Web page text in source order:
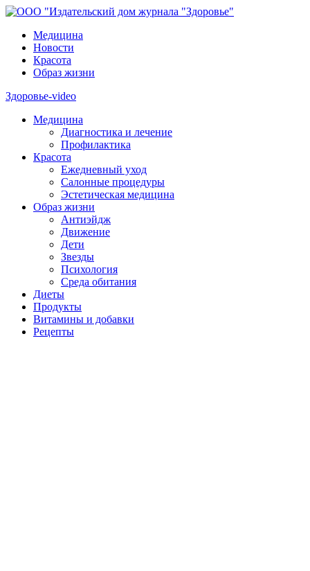
Медицина
Новости
Красота
Образ жизни
Здоровье-video
Медицина
Диагностика и лечение
Профилактика
Красота
Ежедневный уход
Салонные процедуры
Эстетическая медицина
Образ жизни
Антиэйдж
Движение
Дети
Звезды
Психология
Среда обитания
Диеты
Продукты
Витамины и добавки
Рецепты